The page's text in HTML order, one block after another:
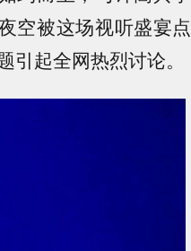
空被这场视听盛宴点
起全网热烈讨论。